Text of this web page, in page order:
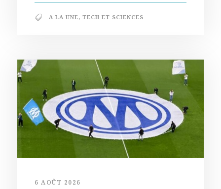
A LA UNE, TECH ET SCIENCES
6 AOÛT 2026